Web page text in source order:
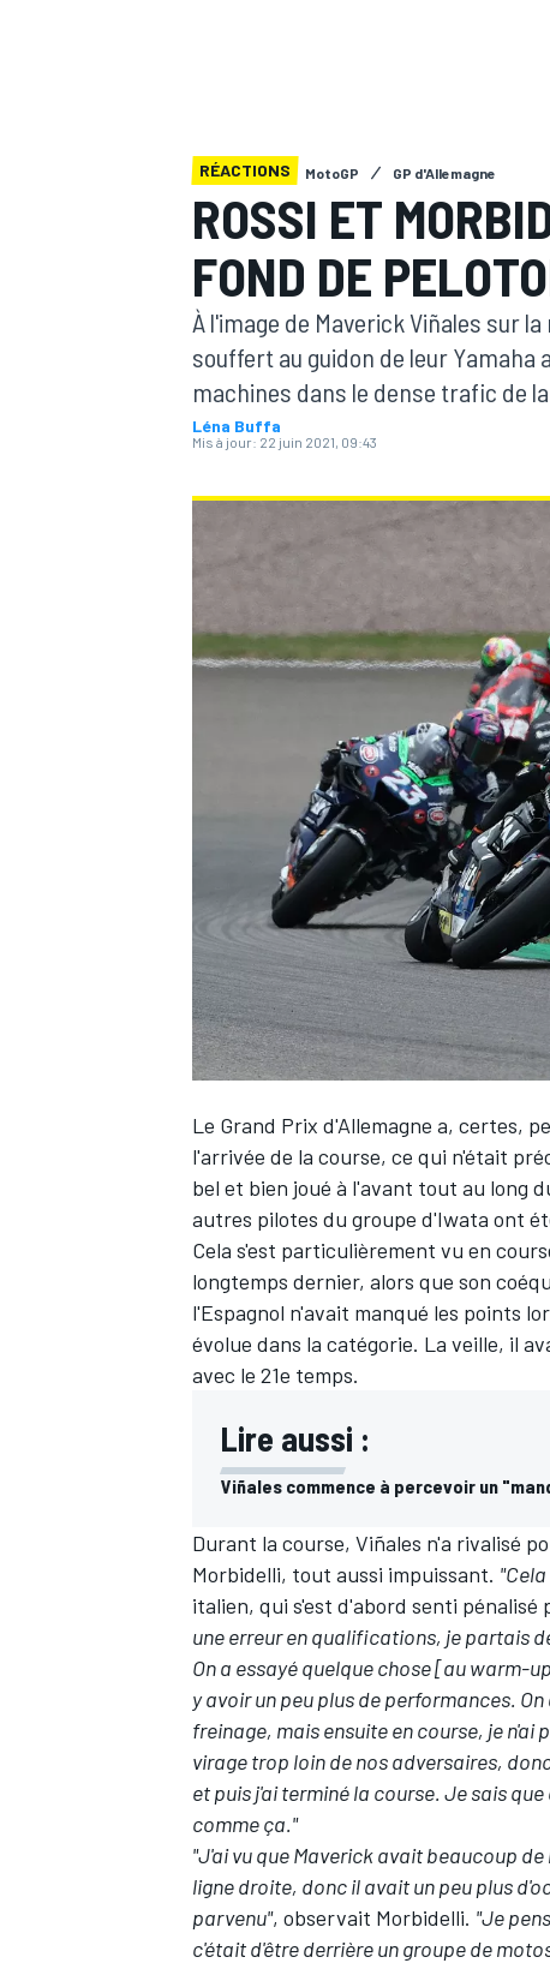
MOTOGP
WEC
RÉACTIONS MotoGP GP d'Allemagne
ROSSI ET
FOND DE
À l'image de Maverick Viñales sur
souffert au guidon de leur
machines dans le dense trafic de
Léna Buffa
Mis à jour: 22 juin 2021, 09:43
Le Grand Prix d'Allemagne a, certes,
l'arrivée de la course, ce qui n'était
bel et bien joué à l'avant tout au long
autres pilotes du groupe d'Iwata ont
Cela s'est particulièrement vu en
longtemps dernier, alors que son
l'Espagnol n'avait manqué les points
évolue dans la catégorie. La veille, il
avec le 21e temps.
Lire aussi :
Viñales commence à percevoir un
Durant la course, Viñales n'a rivalisé
Morbidelli, tout aussi impuissant.
italien, qui s'est d'abord senti pénalisé
une erreur en qualifications, je partais
On a essayé quelque chose [au warm-
y avoir un peu plus de performances.
freinage, mais ensuite en course, je n'ai
virage trop loin de nos adversaires,
et puis j'ai terminé la course. Je sais
comme ça."
"J'ai vu que Maverick avait beaucoup
ligne droite, donc il avait un peu plus
parvenu", observait Morbidelli. "Je
c'était d'être derrière un groupe de